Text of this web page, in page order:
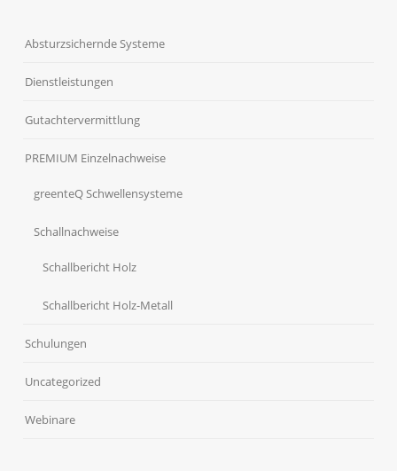
Absturzsichernde Systeme
Dienstleistungen
Gutachtervermittlung
PREMIUM Einzelnachweise
greenteQ Schwellensysteme
Schallnachweise
Schallbericht Holz
Schallbericht Holz-Metall
Schulungen
Uncategorized
Webinare